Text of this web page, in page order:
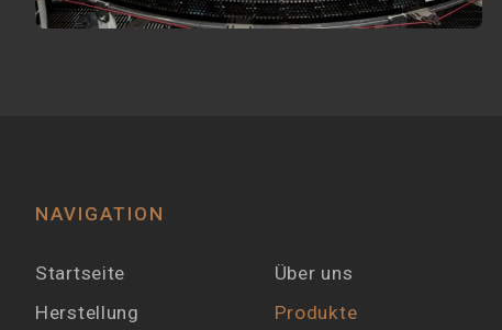
NAVIGATION
Startseite
Über uns
Herstellung
Produkte